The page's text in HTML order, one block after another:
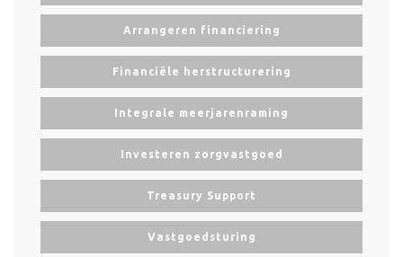
Arrangeren financiering
Financiële herstructurering
Integrale meerjarenraming
Investeren zorgvastgoed
Treasury Support
Vastgoedsturing